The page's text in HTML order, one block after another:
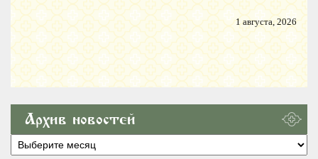
1 августа, 2026
Архив новостей
Архив
новостей